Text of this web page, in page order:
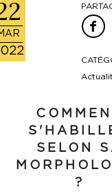
SELON
?